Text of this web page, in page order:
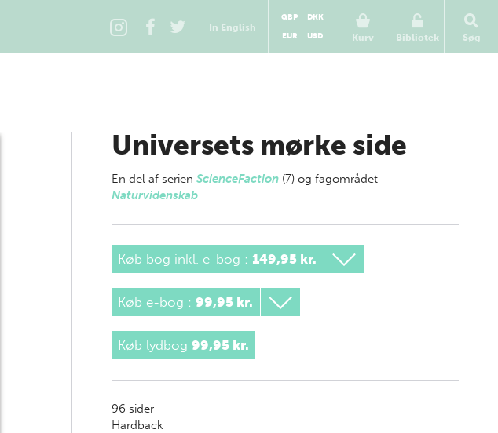
In English
Kurv
GBP
DKK
EUR
USD Bibliotek Søg
Universets mørke side
En del af serien ScienceFaction (7) og fagområdet
Naturvidenskab
Køb bog inkl. e-bog : 149,95 kr.
Køb e-bog : 99,95 kr.
Køb lydbog 99,95 kr.
96 sider
Hardback